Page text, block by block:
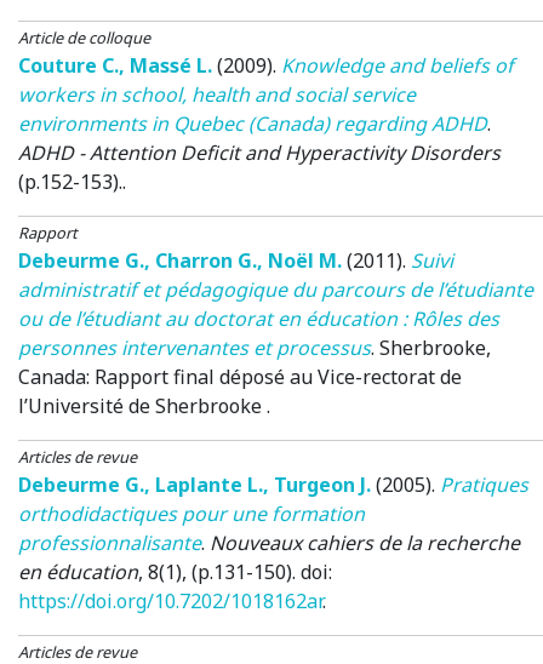
Article de colloque
Couture C., Massé L.(2009). Knowledge and beliefs of
workers in school, health and social service
environments in Quebec (Canada) regarding ADHD.
ADHD - Attention Deficit and Hyperactivity Disorders
(p.152-153)..
Rapport
Debeurme G., Charron G., Noël M.(2011). Suivi
administratif et pédagogique du parcours de l’étudiante
ou de l’étudiant au doctorat en éducation : Rôles des
personnes intervenantes et processus. Sherbrooke,
Canada: Rapport final déposé au Vice-rectorat de
l’Université de Sherbrooke.
Articles de revue
Debeurme G., Laplante L., Turgeon J.(2005). Pratiques
orthodidactiques pour une formation
professionnalisante. Nouveaux cahiers de la recherche
en éducation, 8(1), (p.131-150). doi:
https://doi.org/10.7202/1018162ar.
Articles de revue